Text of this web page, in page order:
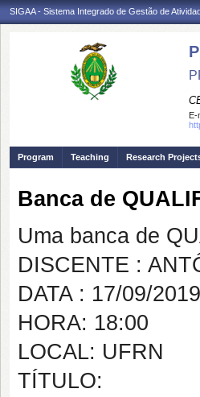
SIGAA - Sistema Integrado de Gestão de
E-
Program Teaching Research
Banca de
Uma banca de
DISCENTE :
DATA : 17/09/2019
HORA: 18:00
LOCAL: UFRN
TÍTULO: